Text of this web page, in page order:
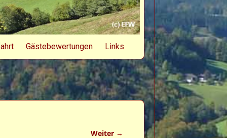
Gästebewertungen Links
Weiter →